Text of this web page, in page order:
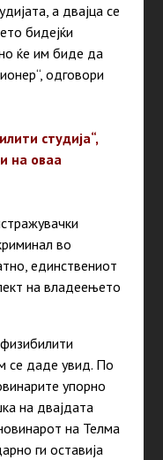
а двајца се
бидејќи
ќе им биде да
“, одговори
студија“,
на оваа
во
единствениот
на владеењето
се даде увид. По
упорно
на двајдата
на Телма
ги оставија